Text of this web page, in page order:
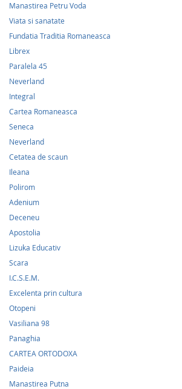
Manastirea Petru Voda
Viata si sanatate
Fundatia Traditia Romaneasca
Librex
Paralela 45
Neverland
Integral
Cartea Romaneasca
Seneca
Neverland
Cetatea de scaun
Ileana
Polirom
Adenium
Deceneu
Apostolia
Lizuka Educativ
Scara
I.C.S.E.M.
Excelenta prin cultura
Otopeni
Vasiliana 98
Panaghia
CARTEA ORTODOXA
Paideia
Manastirea Putna